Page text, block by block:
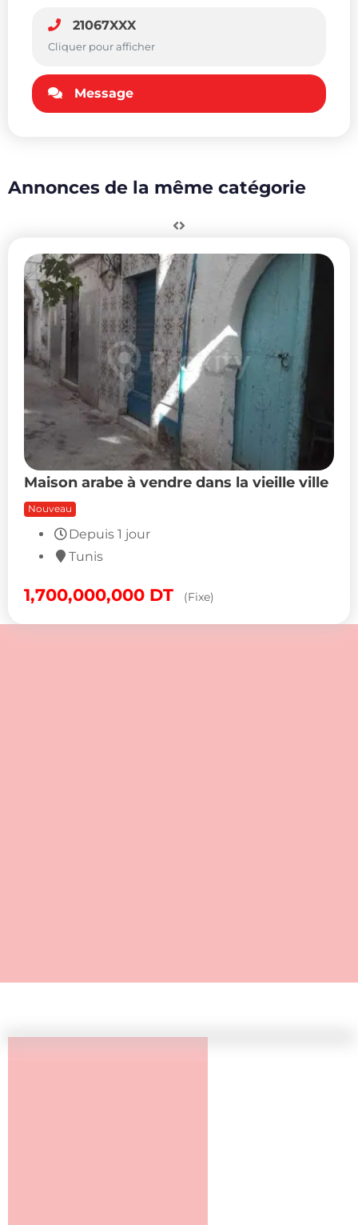
21067XXX
Cliquer pour afficher
Message
Annonces de la même catégorie
Maison arabe à vendre dans la vieille ville
Nouveau
Depuis 1 jour
Tunis
1,700,000,000 DT (Fixe)